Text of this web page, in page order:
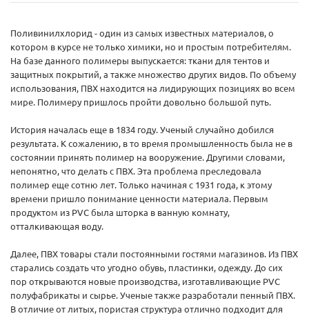
Поливинилхлорид - один из самых известных материалов, о
котором в курсе не только химики, но и простым потребителям.
На базе данного полимеры выпускается: ткани для тентов и
защитных покрытий, а также множество других видов. По объему
использования, ПВХ находится на лидирующих позициях во всем
мире. Полимеру пришлось пройти довольно большой путь.
История началась еще в 1834 году. Ученый случайно добился
результата. К сожалению, в то время промышленность была не в
состоянии принять полимер на вооружение. Другими словами,
непонятно, что делать с ПВХ. Эта проблема преследовала
полимер еще сотню лет. Только начиная с 1931 года, к этому
времени пришло понимание ценности материала. Первым
продуктом из PVC была шторка в ванную комнату,
отталкивающая воду.
Далее, ПВХ товары стали постоянными гостями магазинов. Из ПВХ
старались создать что угодно обувь, пластинки, одежду. До сих
пор открываются новые производства, изготавливающие PVC
полуфабрикаты и сырье. Ученые также разработали пенный ПВХ.
В отличие от литых, пористая структура отлично подходит для